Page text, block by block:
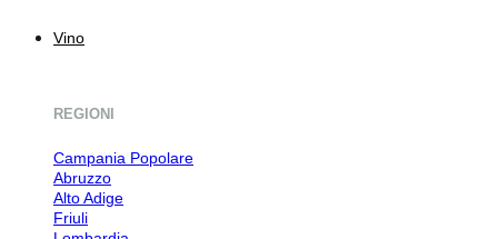
Vino
REGIONI
Campania
Abruzzo
Alto Adige
Friuli